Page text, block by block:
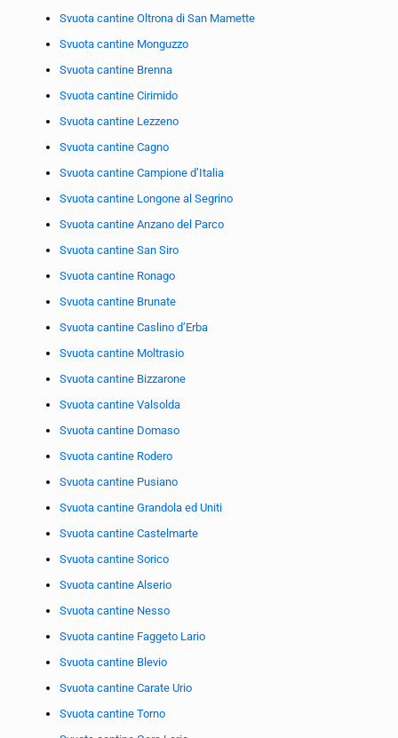
Svuota cantine Oltrona di San Mamette
Svuota cantine Monguzzo
Svuota cantine Brenna
Svuota cantine Cirimido
Svuota cantine Lezzeno
Svuota cantine Cagno
Svuota cantine Campione d’Italia
Svuota cantine Longone al Segrino
Svuota cantine Anzano del Parco
Svuota cantine San Siro
Svuota cantine Ronago
Svuota cantine Brunate
Svuota cantine Caslino d’Erba
Svuota cantine Moltrasio
Svuota cantine Bizzarone
Svuota cantine Valsolda
Svuota cantine Domaso
Svuota cantine Rodero
Svuota cantine Pusiano
Svuota cantine Grandola ed Uniti
Svuota cantine Castelmarte
Svuota cantine Sorico
Svuota cantine Alserio
Svuota cantine Nesso
Svuota cantine Faggeto Lario
Svuota cantine Blevio
Svuota cantine Carate Urio
Svuota cantine Torno